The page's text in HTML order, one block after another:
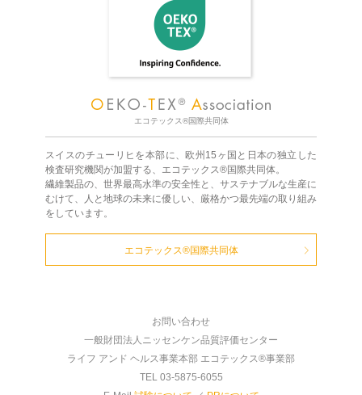
エコテックス®国際共同体
スイスのチューリヒを本部に、欧州15ヶ国と日本の独立した
検査研究機関が加盟する、エコテックス®国際共同体。
繊維製品の、世界最高水準の安全性と、サステナブルな生産に
むけて、人と地球の未来に優しい、厳格かつ最先端の取り組み
をしています。
エコテックス®国際共同体
お問い合わせ
一般財団法人ニッセンケン品質評価センター
ライフ アンド ヘルス事業本部 エコテックス®事業部
TEL 03-5875-6055